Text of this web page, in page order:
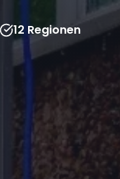
12 Regionen